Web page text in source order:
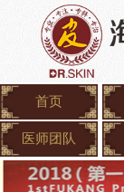
首页
医师团队